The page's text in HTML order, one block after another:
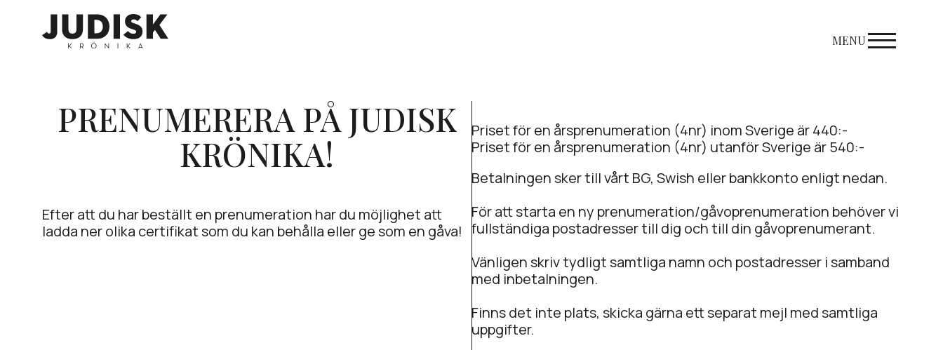
content
MENU
PRENUMERERA PÅ JUDISK
KRÖNIKA!
Efter att du har beställt en prenumeration har du möjlighet att
ladda ner olika certifikat som du kan behålla eller ge som en gåva!
Priset för en årsprenumeration (4nr) inom Sverige är 440:-
Priset för en årsprenumeration (4nr) utanför Sverige är 540:-
Betalningen sker till vårt BG, Swish eller bankkonto enligt nedan.
För att starta en ny prenumeration/gåvoprenumeration behöver vi
fullständiga postadresser till dig och till din gåvoprenumerant.
Vänligen skriv tydligt samtliga namn och postadresser i samband
med inbetalningen.
Finns det inte plats, skicka gärna ett separat mejl med samtliga
uppgifter.